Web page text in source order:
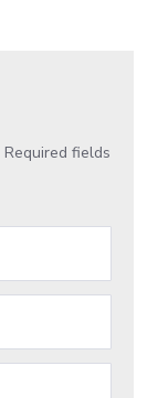
Required fields